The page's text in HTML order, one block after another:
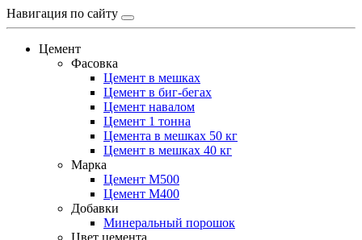
Навигация по сайту
Цемент
Фасовка
Цемент в мешках
Цемент в биг-бегах
Цемент навалом
Цемент 1 тонна
Цемента в мешках 50 кг
Цемент в мешках 40 кг
Марка
Цемент М500
Цемент М400
Добавки
Минеральный порошок
Цвет цемента